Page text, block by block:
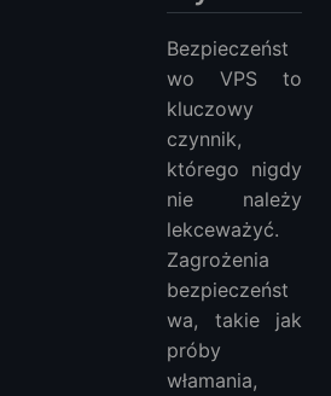
Bezpieczeńst
wo VPS to
kluczowy
czynnik,
którego nigdy
nie należy
lekceważyć.
Zagrożenia
bezpieczeńst
wa, takie jak
próby
włamania,